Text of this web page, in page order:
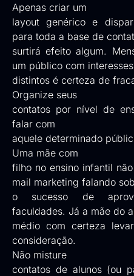
Apenas criar um
layout genérico e
para toda a base de
surtirá efeito algum.
um público com interesses
distintos é certeza de
Organize seus
contatos por nível de
falar com
aquele determinado
Uma mãe com
filho no ensino infantil
mail marketing falando
o sucesso de
faculdades. Já a mãe do
médio com certeza
consideração.
Não misture
contatos de alunos (ou